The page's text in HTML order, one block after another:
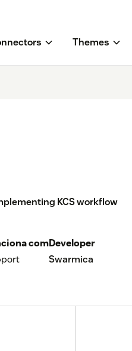
Themes
KCS workflow
comDeveloper
Swarmica